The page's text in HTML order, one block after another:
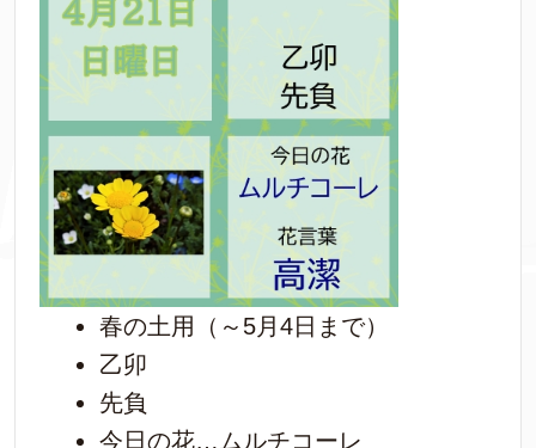
春の土用（～5月4日まで）
乙卯
先負
今日の花…ムルチコーレ